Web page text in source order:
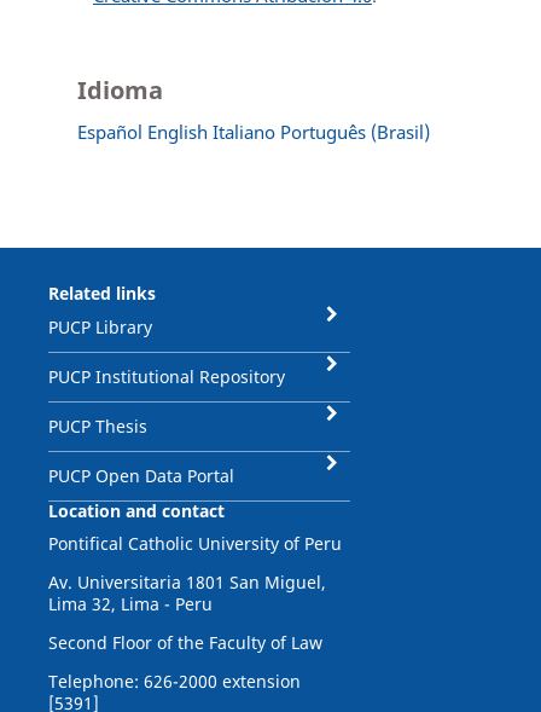
Idioma
Español English Italiano Português (Brasil)
Related links
PUCP Library
PUCP Institutional Repository
PUCP Thesis
PUCP Open Data Portal
Location and contact
Pontifical Catholic University of Peru
Av. Universitaria 1801 San Miguel,
Lima 32, Lima - Peru
Second Floor of the Faculty of Law
Telephone: 626-2000 extension
[5391]